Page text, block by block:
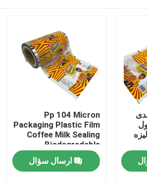
Pp 104 Micron
Packaging Plastic Film
Coffee Milk Sealing
Biodegradable
ارسال سؤال